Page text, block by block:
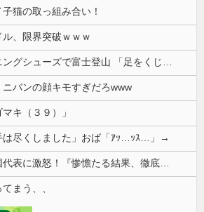
猫の取っ組み合い！
ル、限界突破ｗｗｗ
ニバンの顔キモすぎだろwww
キ（３９）」
は尽くしました」おば「ｱｯ…ｯｽ…」→
まう、、